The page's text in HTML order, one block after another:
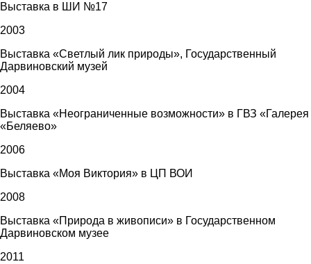
Выставка в ШИ №17
2003
Выставка «Светлый лик природы», Государственный
Дарвиновский музей
2004
Выставка «Неограниченные возможности» в ГВЗ «Галерея
«Беляево»
2006
Выставка «Моя Виктория» в ЦП ВОИ
2008
Выставка «Природа в живописи» в Государственном
Дарвиновском музее
2011